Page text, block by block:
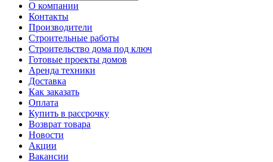
О компании
Контакты
Производители
Строительные работы
Строительство дома под ключ
Готовые проекты домов
Аренда техники
Доставка
Как заказать
Оплата
Купить в рассрочку
Возврат товара
Новости
Акции
Вакансии